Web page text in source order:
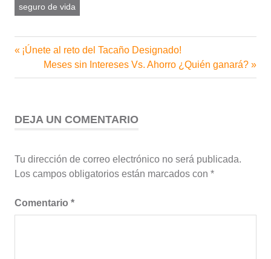
seguro de vida
Navegación
de
Entrada
anterior:
¡Únete al reto del Tacaño Designado!
Siguiente
entrada:
Meses sin Intereses Vs. Ahorro ¿Quién ganará?
DEJA UN COMENTARIO
Tu dirección de correo electrónico no será publicada.
Los campos obligatorios están marcados con *
Comentario *